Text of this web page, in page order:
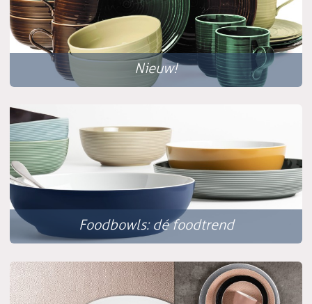
Nieuw!
Foodbowls: dé foodtrend